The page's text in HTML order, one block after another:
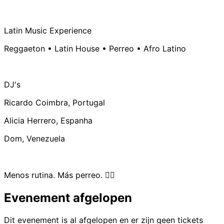
Latin Music Experience
Reggaeton • Latin House • Perreo • Afro Latino
DJ's
Ricardo Coimbra, Portugal
Alicia Herrero, Espanha
Dom, Venezuela
Menos rutina. Más perreo. ❤️‍🔥
Evenement afgelopen
Dit evenement is al afgelopen en er zijn geen tickets